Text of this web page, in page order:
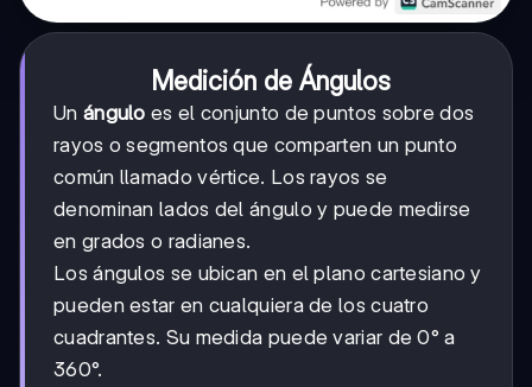
Medición de Ángulos
Un ángulo es el conjunto de puntos sobre dos
rayos o segmentos que comparten un punto
común llamado vértice. Los rayos se
denominan lados del ángulo y puede medirse
en grados o radianes.
Los ángulos se ubican en el plano cartesiano y
pueden estar en cualquiera de los cuatro
cuadrantes. Su medida puede variar de 0° a
360°.